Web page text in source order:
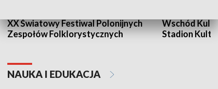
XX Światowy Festiwal Polonijnych
Zespołów Folklorystycznych
Wschód
Stadion
NAUKA I EDUKACJA